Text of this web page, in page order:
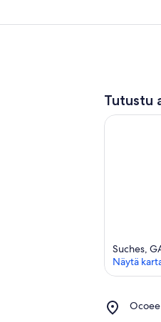
Tutustu
Suches,
Näytä
Place,